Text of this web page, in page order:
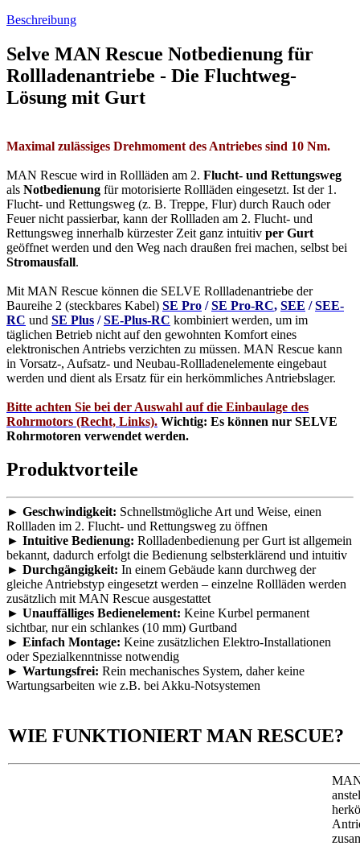
Beschreibung
Selve MAN Rescue Notbedienung für
Rollladenantriebe - Die Fluchtweg-
Lösung mit Gurt
Maximal zulässiges Drehmoment des Antriebes sind 10 Nm.
MAN Rescue wird in Rollläden am 2. Flucht- und Rettungsweg
als Notbedienung für motorisierte Rollläden eingesetzt. Ist der 1.
Flucht- und Rettungsweg (z. B. Treppe, Flur) durch Rauch oder
Feuer nicht passierbar, kann der Rollladen am 2. Flucht- und
Rettungsweg innerhalb kürzester Zeit ganz intuitiv per Gurt
geöffnet werden und den Weg nach draußen frei machen, selbst bei
Stromausfall.
Mit MAN Rescue können die SELVE Rollladenantriebe der
Baureihe 2 (steckbares Kabel) SE Pro /SE Pro-RC, SEE /SEE-
RC und SE Plus /SE-Plus-RC kombiniert werden, um im
täglichen Betrieb nicht auf den gewohnten Komfort eines
elektronischen Antriebs verzichten zu müssen. MAN Rescue kann
in Vorsatz-, Aufsatz- und Neubau-Rollladenelemente eingebaut
werden und dient als Ersatz für ein herkömmliches Antriebslager.
Bitte achten Sie bei der Auswahl auf die Einbaulage des
Rohrmotors (Recht, Links). Wichtig: Es können nur SELVE
Rohrmotoren verwendet werden.
Produktvorteile
► Geschwindigkeit: Schnellstmögliche Art und Weise, einen
Rollladen im 2. Flucht- und Rettungsweg zu öffnen
► Intuitive Bedienung: Rollladenbedienung per Gurt ist allgemein
bekannt, dadurch erfolgt die Bedienung selbsterklärend und intuitiv
► Durchgängigkeit: In einem Gebäude kann durchweg der
gleiche Antriebstyp eingesetzt werden – einzelne Rollläden werden
zusätzlich mit MAN Rescue ausgestattet
► Unauffälliges Bedienelement: Keine Kurbel permanent
sichtbar, nur ein schlankes (10 mm) Gurtband
► Einfach Montage: Keine zusätzlichen Elektro-Installationen
oder Spezialkenntnisse notwendig
► Wartungsfrei: Rein mechanisches System, daher keine
Wartungsarbeiten wie z.B. bei Akku-Notsystemen
WIE FUNKTIONIERT MAN RESCUE?